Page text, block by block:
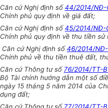
Căn cứ Nghị định số44/2014/NĐ-
Chính phủ quy định về giá đất;
Căn cứ Nghị định số45/2014/NĐ-
Chính phủ quy định về thu tiền sử
Căn cứ Nghị định số46/2014/
Chính phủ về thu tiền thuê đất,
Căn cứ Thông tư số 76/2014/TT-
Bộ Tài chính hướng dẫn một số
ngày 15 tháng 5 năm 2014 của
dụng đất;